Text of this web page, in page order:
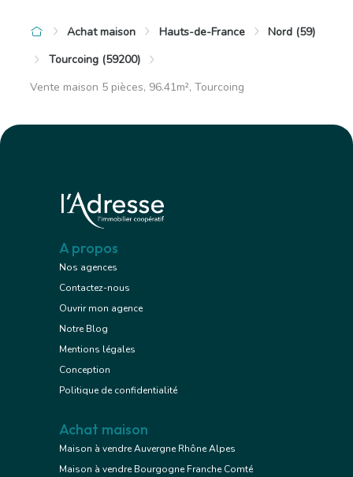
Achat maison Hauts-de-France
Nord (59)
Tourcoing (59200)
Vente maison 5 pièces, 96.41m², Tourcoing
A propos
Nos agences
Contactez-nous
Ouvrir mon agence
Notre Blog
Mentions légales
Conception
Politique de confidentialité
Achat maison
Maison à vendre Auvergne Rhône Alpes
Maison à vendre Bourgogne Franche Comté